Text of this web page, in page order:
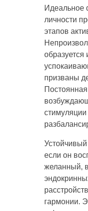
Идеальное
личности
этапов
образуется
призваны
если он
желанный,
гармонии.